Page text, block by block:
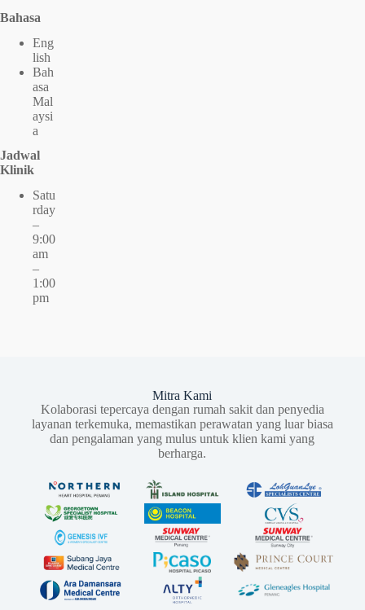
Bahasa
Eng
lish
Bah
asa
Mal
aysi
a
Jadwal
Klinik
Satu
rday
–
9:00
am
–
1:00
pm
Mitra Kami
Kolaborasi tepercaya dengan rumah sakit dan penyedia
layanan terkemuka, memastikan perawatan yang luar biasa
dan pengalaman yang mulus untuk klien kami yang
berharga.